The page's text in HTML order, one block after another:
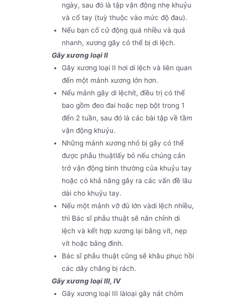
ngày, sau đó là tập vận động nhẹ khuỷu
và cổ tay (tuỳ thuộc vào mức độ đau).
Nếu bạn cố cử động quá nhiều và quá
nhanh, xương gãy có thể bị di lệch.
Gãy xương loại II
Gãy xương loại II hơi di lệch và liên quan
đến một mảnh xương lớn hơn.
Nếu mảnh gãy di lệchít, điều trị có thể
bao gồm đeo đai hoặc nẹp bột trong 1
đến 2 tuần, sau đó là các bài tập về tầm
vận động khuỷu.
Những mảnh xương nhỏ bị gãy có thể
được phẫu thuậtlấy bỏ nếu chúng cản
trở vận động bình thường của khuỷu tay
hoặc có khả năng gây ra các vấn đề lâu
dài cho khuỷu tay.
Nếu một mảnh vỡ đủ lớn vàdi lệch nhiều,
thì Bác sĩ phẫu thuật sẽ nắn chỉnh di
lệch và kết hợp xương lại bằng vít, nẹp
vít hoặc bằng đinh.
Bác sĩ phẫu thuật cũng sẽ khâu phục hồi
các dây chằng bị rách.
Gãy xương loại III, IV
Gãy xương loại III làloại gãy nát chỏm